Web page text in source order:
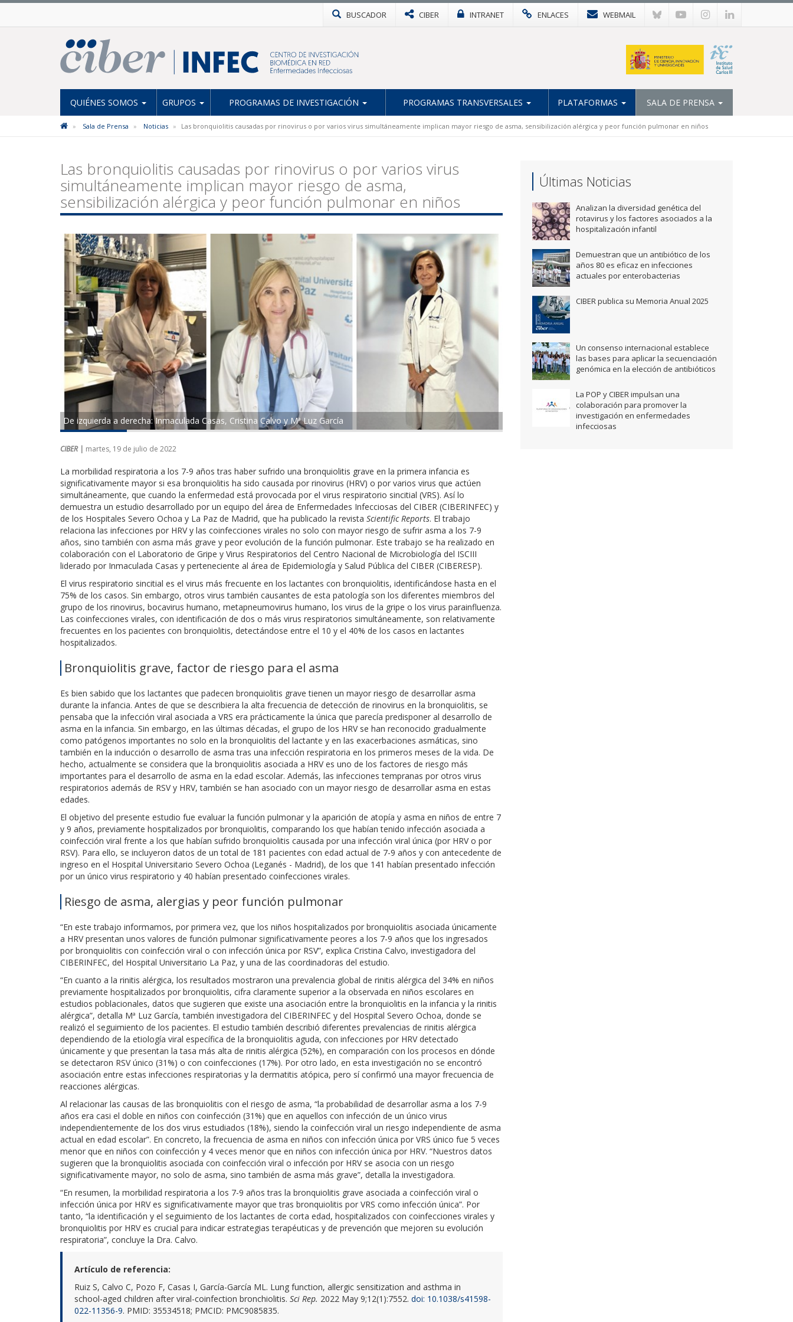
BUSCADOR CIBER INTRANET ENLACES WEBMAIL
QUIÉNES SOMOS GRUPOS PROGRAMAS DE INVESTIGACIÓN PROGRAMAS TRANSVERSALES PLATAFORMAS SALA DE PRENSA
Sala de Prensa Noticias Las bronquiolitis causadas por rinovirus o por varios virus simultáneamente implican mayor riesgo de asma, sensibilización alérgica y peor función pulmonar en niños
Las bronquiolitis causadas por rinovirus o por varios virus
simultáneamente implican mayor riesgo de asma,
sensibilización alérgica y peor función pulmonar en niños
De izquierda a derecha: Inmaculada Casas, Cristina Calvo y Mª Luz García
CIBER | martes, 19 de julio de 2022
La morbilidad respiratoria a los 7-9 años tras haber sufrido una bronquiolitis grave en la primera infancia es
significativamente mayor si esa bronquiolitis ha sido causada por rinovirus (HRV) o por varios virus que actúen
simultáneamente, que cuando la enfermedad está provocada por el virus respiratorio sincitial (VRS). Así lo
demuestra un estudio desarrollado por un equipo del área de Enfermedades Infecciosas del CIBER (CIBERINFEC) y
de los Hospitales Severo Ochoa y La Paz de Madrid, que ha publicado la revista Scientific Reports. El trabajo
relaciona las infecciones por HRV y las coinfecciones virales no solo con mayor riesgo de sufrir asma a los 7-9
años, sino también con asma más grave y peor evolución de la función pulmonar. Este trabajo se ha realizado en
colaboración con el Laboratorio de Gripe y Virus Respiratorios del Centro Nacional de Microbiología del ISCIII
liderado por Inmaculada Casas y perteneciente al área de Epidemiología y Salud Pública del CIBER (CIBERESP).
El virus respiratorio sincitial es el virus más frecuente en los lactantes con bronquiolitis, identificándose hasta en el
75% de los casos. Sin embargo, otros virus también causantes de esta patología son los diferentes miembros del
grupo de los rinovirus, bocavirus humano, metapneumovirus humano, los virus de la gripe o los virus parainfluenza.
Las coinfecciones virales, con identificación de dos o más virus respiratorios simultáneamente, son relativamente
frecuentes en los pacientes con bronquiolitis, detectándose entre el 10 y el 40% de los casos en lactantes
hospitalizados.
Bronquiolitis grave, factor de riesgo para el asma
Es bien sabido que los lactantes que padecen bronquiolitis grave tienen un mayor riesgo de desarrollar asma
durante la infancia. Antes de que se describiera la alta frecuencia de detección de rinovirus en la bronquiolitis, se
pensaba que la infección viral asociada a VRS era prácticamente la única que parecía predisponer al desarrollo de
asma en la infancia. Sin embargo, en las últimas décadas, el grupo de los HRV se han reconocido gradualmente
como patógenos importantes no solo en la bronquiolitis del lactante y en las exacerbaciones asmáticas, sino
también en la inducción o desarrollo de asma tras una infección respiratoria en los primeros meses de la vida. De
hecho, actualmente se considera que la bronquiolitis asociada a HRV es uno de los factores de riesgo más
importantes para el desarrollo de asma en la edad escolar. Además, las infecciones tempranas por otros virus
respiratorios además de RSV y HRV, también se han asociado con un mayor riesgo de desarrollar asma en estas
edades.
El objetivo del presente estudio fue evaluar la función pulmonar y la aparición de atopía y asma en niños de entre 7
y 9 años, previamente hospitalizados por bronquiolitis, comparando los que habían tenido infección asociada a
coinfección viral frente a los que habían sufrido bronquiolitis causada por una infección viral única (por HRV o por
RSV). Para ello, se incluyeron datos de un total de 181 pacientes con edad actual de 7-9 años y con antecedente de
ingreso en el Hospital Universitario Severo Ochoa (Leganés - Madrid), de los que 141 habían presentado infección
por un único virus respiratorio y 40 habían presentado coinfecciones virales.
Riesgo de asma, alergias y peor función pulmonar
“En este trabajo informamos, por primera vez, que los niños hospitalizados por bronquiolitis asociada únicamente
a HRV presentan unos valores de función pulmonar significativamente peores a los 7-9 años que los ingresados
por bronquiolitis con coinfección viral o con infección única por RSV”, explica Cristina Calvo, investigadora del
CIBERINFEC, del Hospital Universitario La Paz, y una de las coordinadoras del estudio.
“En cuanto a la rinitis alérgica, los resultados mostraron una prevalencia global de rinitis alérgica del 34% en niños
previamente hospitalizados por bronquiolitis, cifra claramente superior a la observada en niños escolares en
estudios poblacionales, datos que sugieren que existe una asociación entre la bronquiolitis en la infancia y la rinitis
alérgica”, detalla Mª Luz García, también investigadora del CIBERINFEC y del Hospital Severo Ochoa, donde se
realizó el seguimiento de los pacientes. El estudio también describió diferentes prevalencias de rinitis alérgica
dependiendo de la etiología viral específica de la bronquiolitis aguda, con infecciones por HRV detectado
únicamente y que presentan la tasa más alta de rinitis alérgica (52%), en comparación con los procesos en dónde
se detectaron RSV único (31%) o con coinfecciones (17%). Por otro lado, en esta investigación no se encontró
asociación entre estas infecciones respiratorias y la dermatitis atópica, pero sí confirmó una mayor frecuencia de
reacciones alérgicas.
Al relacionar las causas de las bronquiolitis con el riesgo de asma, “la probabilidad de desarrollar asma a los 7-9
años era casi el doble en niños con coinfección (31%) que en aquellos con infección de un único virus
independientemente de los dos virus estudiados (18%), siendo la coinfección viral un riesgo independiente de asma
actual en edad escolar”. En concreto, la frecuencia de asma en niños con infección única por VRS único fue 5 veces
menor que en niños con coinfección y 4 veces menor que en niños con infección única por HRV. “Nuestros datos
sugieren que la bronquiolitis asociada con coinfección viral o infección por HRV se asocia con un riesgo
significativamente mayor, no solo de asma, sino también de asma más grave”, detalla la investigadora.
“En resumen, la morbilidad respiratoria a los 7-9 años tras la bronquiolitis grave asociada a coinfección viral o
infección única por HRV es significativamente mayor que tras bronquiolitis por VRS como infección única”. Por
tanto, “la identificación y el seguimiento de los lactantes de corta edad, hospitalizados con coinfecciones virales y
bronquiolitis por HRV es crucial para indicar estrategias terapéuticas y de prevención que mejoren su evolución
respiratoria”, concluye la Dra. Calvo.
Artículo de referencia:
Ruiz S, Calvo C, Pozo F, Casas I, García-García ML. Lung function, allergic sensitization and asthma in
school-aged children after viral-coinfection bronchiolitis. Sci Rep. 2022 May 9;12(1):7552. doi: 10.1038/s41598-
022-11356-9. PMID: 35534518; PMCID: PMC9085835.
Últimas Noticias
Analizan la diversidad genética del
rotavirus y los factores asociados a la
hospitalización infantil
Demuestran que un antibiótico de los
años 80 es eficaz en infecciones
actuales por enterobacterias
CIBER publica su Memoria Anual 2025
Un consenso internacional establece
las bases para aplicar la secuenciación
genómica en la elección de antibióticos
La POP y CIBER impulsan una
colaboración para promover la
investigación en enfermedades
infecciosas